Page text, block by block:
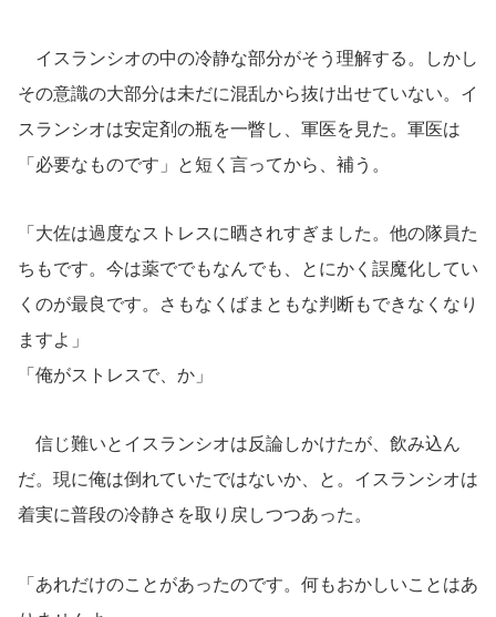
イスランシオの中の冷静な部分がそう理解する。しかし
その意識の大部分は未だに混乱から抜け出せていない。イ
スランシオは安定剤の瓶を一瞥し、軍医を見た。軍医は
「必要なものです」と短く言ってから、補う。
「大佐は過度なストレスに晒されすぎました。他の隊員た
ちもです。今は薬ででもなんでも、とにかく誤魔化してい
くのが最良です。さもなくばまともな判断もできなくなり
ますよ」
「俺がストレスで、か」
信じ難いとイスランシオは反論しかけたが、飲み込ん
だ。現に俺は倒れていたではないか、と。イスランシオは
着実に普段の冷静さを取り戻しつつあった。
「あれだけのことがあったのです。何もおかしいことはあ